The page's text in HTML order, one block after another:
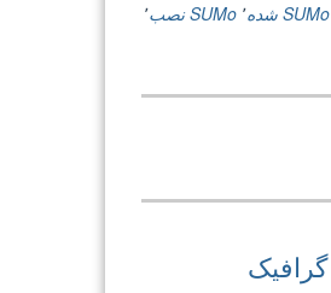
SUMo شده ٬ SUMo نصب
٬